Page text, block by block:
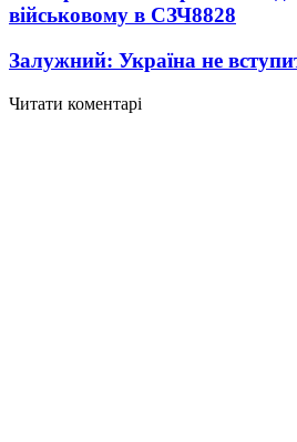
військовому в СЗЧ8828
Залужний: Україна не
Читати коментарі